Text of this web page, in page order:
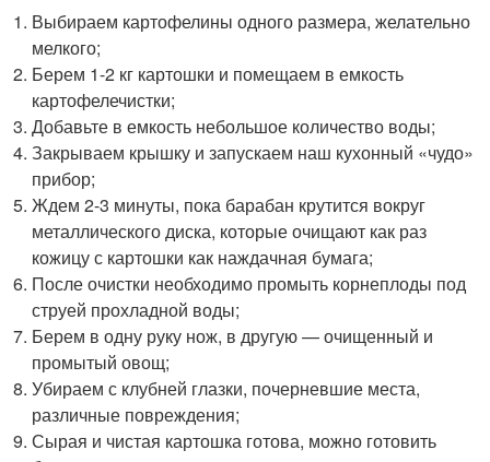
Выбираем картофелины одного размера, желательно
мелкого;
Берем 1-2 кг картошки и помещаем в емкость
картофелечистки;
Добавьте в емкость небольшое количество воды;
Закрываем крышку и запускаем наш кухонный «чудо»
прибор;
Ждем 2-3 минуты, пока барабан крутится вокруг
металлического диска, которые очищают как раз
кожицу с картошки как наждачная бумага;
После очистки необходимо промыть корнеплоды под
струей прохладной воды;
Берем в одну руку нож, в другую — очищенный и
промытый овощ;
Убираем с клубней глазки, почерневшие места,
различные повреждения;
Сырая и чистая картошка готова, можно готовить